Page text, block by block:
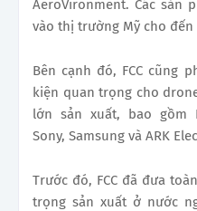
AeroVironment. Các sản
vào thị trường Mỹ cho đến
Bên cạnh đó, FCC cũng
kiện quan trọng cho
lớn sản xuất, bao gồm
Sony, Samsung và ARK
Trước đó, FCC đã đưa
trọng sản xuất ở nước